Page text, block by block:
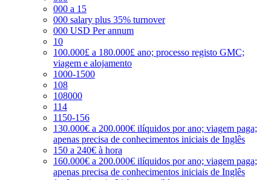
000 a 15
000 salary plus 35% turnover
000 USD Per annum
10
100.000£ a 180.000£ ano; processo registo GMC;
viagem e alojamento
1000-1500
108
108000
114
1150-156
130.000€ a 200.000€ ilíquidos por ano; viagem paga;
apenas precisa de conhecimentos iniciais de Inglês
150 a 240€ à hora
160.000€ a 200.000€ ilíquidos por ano; viagem paga;
apenas precisa de conhecimentos iniciais de Inglês